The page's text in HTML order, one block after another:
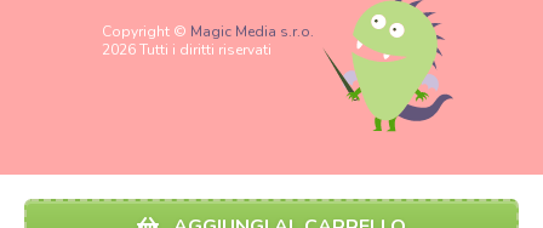
Copyright © Magic Media s.r.o.
2026 Tutti i diritti riservati